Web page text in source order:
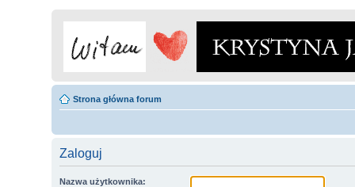
Strona główna forum
Zaloguj
Nazwa użytkownika: